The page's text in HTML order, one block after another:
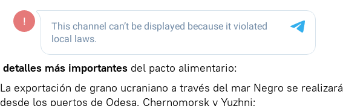
detalles más importantes del pacto alimentario:
La exportación de grano ucraniano a través del mar Negro se realizará
desde los puertos de Odesa, Chernomorsk y Yuzhni;